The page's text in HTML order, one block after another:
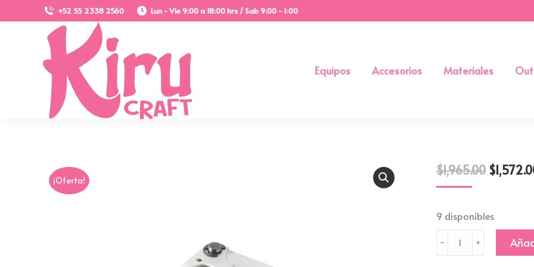
+52 55 2338 2560 Lun - Vie 9:00 a 18:00 hrs / Sab 9:00 - 1:00
Equipos Accesorios Materiales
¡Oferta!
$1,965.00 $
9 disponibles